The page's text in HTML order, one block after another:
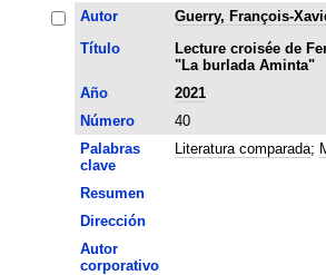
Autor
Guerry, François-
Título
Lecture croisée de
"La burlada Aminta"
Año
2021
Número
40
Palabras
clave
Literatura comparada;
Resumen
Dirección
Autor
corporativo